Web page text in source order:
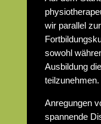
wir parallel
sowohl
Ausbildung
teilzunehmen.
Anregungen
spannende